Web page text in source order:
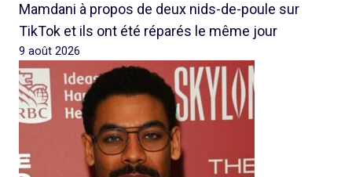
Mamdani à propos de deux nids-de-poule sur
TikTok et ils ont été réparés le même jour
9 août 2026